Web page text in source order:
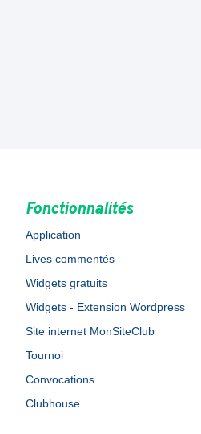
Fonctionnalités
Application
Lives commentés
Widgets gratuits
Widgets - Extension Wordpress
Site internet MonSiteClub
Tournoi
Convocations
Clubhouse